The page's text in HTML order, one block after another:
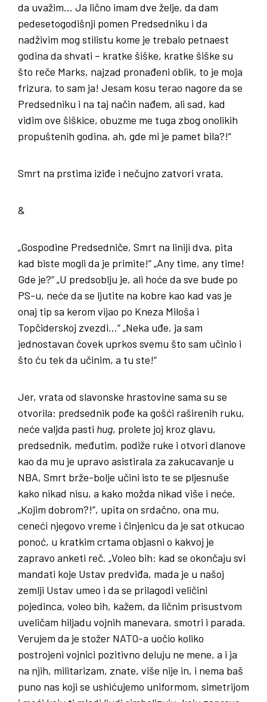
da uvažim… Ja lično imam dve želje, da dam
pedesetogodišnji pomen Predsedniku i da
nadživim mog stilistu kome je trebalo petnaest
godina da shvati – kratke šiške, kratke šiške su
što reče Marks, najzad pronađeni oblik, to je moja
frizura, to sam ja! Jesam kosu terao nagore da se
Predsedniku i na taj način nađem, ali sad, kad
vidim ove šiškice, obuzme me tuga zbog onolikih
propuštenih godina, ah, gde mi je pamet bila?!“
Smrt na prstima iziđe i nečujno zatvori vrata.
&
„Gospodine Predsedniče, Smrt na liniji dva, pita
kad biste mogli da je primite!“ „Any time, any time!
Gde je?“ „U predsoblju je, ali hoće da sve bude po
PS-u, neće da se ljutite na kobre kao kad vas je
onaj tip sa kerom vijao po Kneza Miloša i
Topčiderskoj zvezdi…“ „Neka uđe, ja sam
jednostavan čovek uprkos svemu što sam učinio i
što ću tek da učinim, a tu ste!“
Jer, vrata od slavonske hrastovine sama su se
otvorila: predsednik pođe ka gošći raširenih ruku,
neće valjda pasti hug, prolete joj kroz glavu,
predsednik, međutim, podiže ruke i otvori dlanove
kao da mu je upravo asistirala za zakucavanje u
NBA, Smrt brže-bolje učini isto te se pljesnuše
kako nikad nisu, a kako možda nikad više i neće.
„Kojim dobrom?!“, upita on srdačno, ona mu,
ceneći njegovo vreme i činjenicu da je sat otkucao
ponoć, u kratkim crtama objasni o kakvoj je
zapravo anketi reč. „Voleo bih: kad se okončaju svi
mandati koje Ustav predviđa, mada je u našoj
zemlji Ustav umeo i da se prilagodi veličini
pojedinca, voleo bih, kažem, da ličnim prisustvom
uveličam hiljadu vojnih manevara, smotri i parada.
Verujem da je stožer NATO-a uočio koliko
postrojeni vojnici pozitivno deluju ne mene, a i ja
na njih, militarizam, znate, više nije in, i nema baš
puno nas koji se ushićujemo uniformom, simetrijom